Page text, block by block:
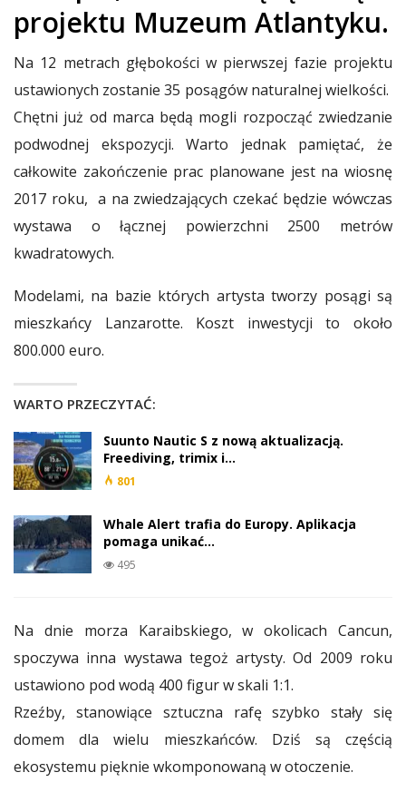
projektu Muzeum Atlantyku.
Na 12 metrach głębokości w pierwszej fazie projektu
ustawionych zostanie 35 posągów naturalnej wielkości.
Chętni już od marca będą mogli rozpocząć zwiedzanie
podwodnej ekspozycji. Warto jednak pamiętać, że
całkowite zakończenie prac planowane jest na wiosnę
2017 roku, a na zwiedzających czekać będzie wówczas
wystawa o łącznej powierzchni 2500 metrów
kwadratowych.
Modelami, na bazie których artysta tworzy posągi są
mieszkańcy Lanzarotte. Koszt inwestycji to około
800.000 euro.
WARTO PRZECZYTAĆ:
Suunto Nautic S z nową aktualizacją.
Freediving, trimix i…
801
Whale Alert trafia do Europy. Aplikacja
pomaga unikać…
495
Na dnie morza Karaibskiego, w okolicach Cancun,
spoczywa inna wystawa tegoż artysty. Od 2009 roku
ustawiono pod wodą 400 figur w skali 1:1.
Rzeźby, stanowiące sztuczna rafę szybko stały się
domem dla wielu mieszkańców. Dziś są częścią
ekosystemu pięknie wkomponowaną w otoczenie.